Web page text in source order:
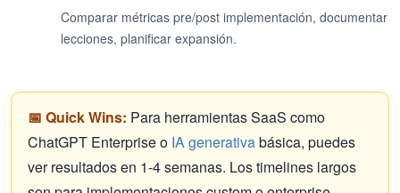
Comparar métricas pre/post implementación, documentar
lecciones, planificar expansión.
📅 Quick Wins: Para herramientas SaaS como
ChatGPT Enterprise o IA generativabásica, puedes
ver resultados en 1-4 semanas. Los timelines largos